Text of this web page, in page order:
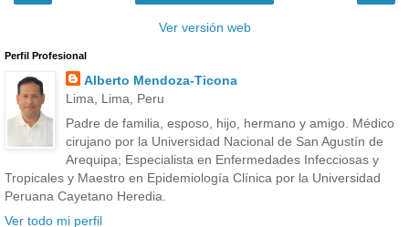
Ver versión web
Perfil Profesional
Alberto Mendoza-Ticona
Lima, Lima, Peru
Padre de familia, esposo, hijo, hermano y amigo. Médico
cirujano por la Universidad Nacional de San Agustín de
Arequipa; Especialista en Enfermedades Infecciosas y
Tropicales y Maestro en Epidemiología Clínica por la Universidad
Peruana Cayetano Heredia.
Ver todo mi perfil